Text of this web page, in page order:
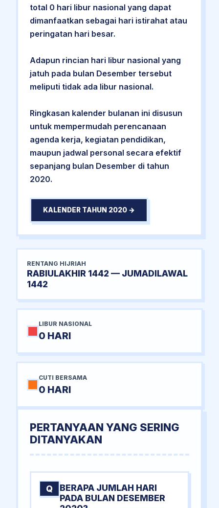
total 0 hari libur nasional yang dapat
dimanfaatkan sebagai hari istirahat atau
peringatan hari besar.
Adapun rincian hari libur nasional yang
jatuh pada bulan Desember tersebut
meliputi tidak ada libur nasional.
Ringkasan kalender bulanan ini disusun
untuk mempermudah perencanaan
agenda kerja, kegiatan pendidikan,
maupun jadwal personal secara efektif
sepanjang bulan Desember di tahun
2020.
KALENDER TAHUN 2020 →
RENTANG HIJRIAH
RABIULAKHIR 1442 — JUMADILAWAL
1442
LIBUR NASIONAL
0 HARI
CUTI BERSAMA
0 HARI
PERTANYAAN YANG SERING
DITANYAKAN
Q
BERAPA JUMLAH HARI
PADA BULAN DESEMBER